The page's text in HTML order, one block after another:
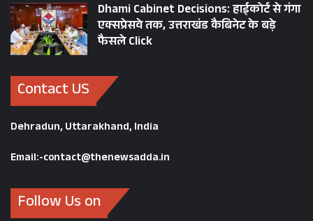
Dhami Cabinet Decisions: हाईकोर्ट से गंगा
एक्सप्रेसवे तक, उत्तराखंड कैबिनेट के बड़े
फैसले Click
Contact US
Dehradun, Uttarakhand, India
Email:-contact@thenewsadda.in
Follow Us on